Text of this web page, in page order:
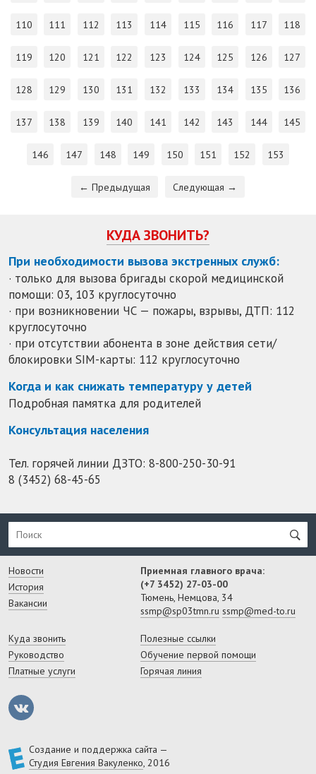
110 111 112 113 114 115 116 117 118
119 120 121 122 123 124 125 126 127
128 129 130 131 132 133 134 135 136
137 138 139 140 141 142 143 144 145
146 147 148 149 150 151 152 153
← Предыдущая Следующая →
КУДА ЗВОНИТЬ?
При необходимости вызова экстренных служб:
· только для вызова бригады скорой медицинской
помощи: 03, 103 круглосуточно
· при возникновении ЧС — пожары, взрывы, ДТП: 112
круглосуточно
· при отсутствии абонента в зоне действия сети/
блокировки SIM-карты: 112 круглосуточно
Когда и как снижать температуру у детей
Подробная памятка для родителей
Консультация населения
Тел. горячей линии ДЗТО: 8-800-250-30-91
8 (3452) 68-45-65
Новости
История
Вакансии
Приемная главного врача:
(+7 3452) 27-03-00
Тюмень, Немцова, 34
ssmp@sp03tmn.ru ssmp@med-to.ru
Куда звонить
Руководство
Платные услуги
Полезные ссылки
Обучение первой помощи
Горячая линия
Создание и поддержка сайта —
Студия Евгения Вакуленко, 2016